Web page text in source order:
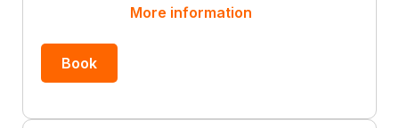
More information
Book